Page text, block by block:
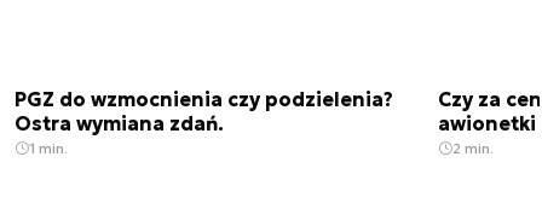
PGZ do wzmocnienia czy podzielenia?
Ostra wymiana zdań.
1 min.
Czy za
awionetki
2 min.